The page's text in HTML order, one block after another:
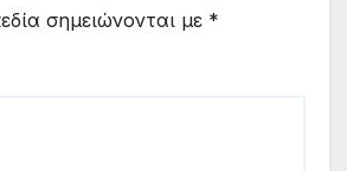
σημειώνονται με *